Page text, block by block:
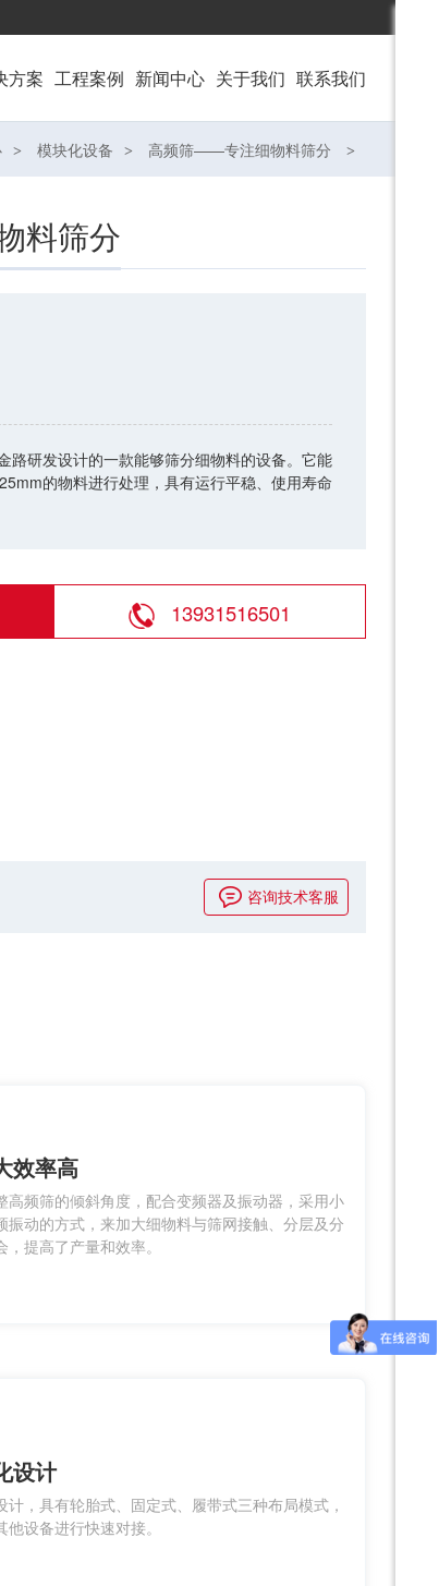
方案 工程案例 新闻中心 关于我们 联系我们
模块化设备 高频筛——专注细物料筛分
料筛分
路研发设计的一款能够筛分细物料的设备。它能
的物料进行处理，具有运行平稳、使用寿命
13931516501
咨询技术客服
效率高
高频筛的倾斜角度，配合变频器及振动器，采用小
振动的方式，来加大细物料与筛网接触、分层及分
，提高了产量和效率。
设计
计，具有轮胎式、固定式、履带式三种布局模式，
他设备进行快速对接。